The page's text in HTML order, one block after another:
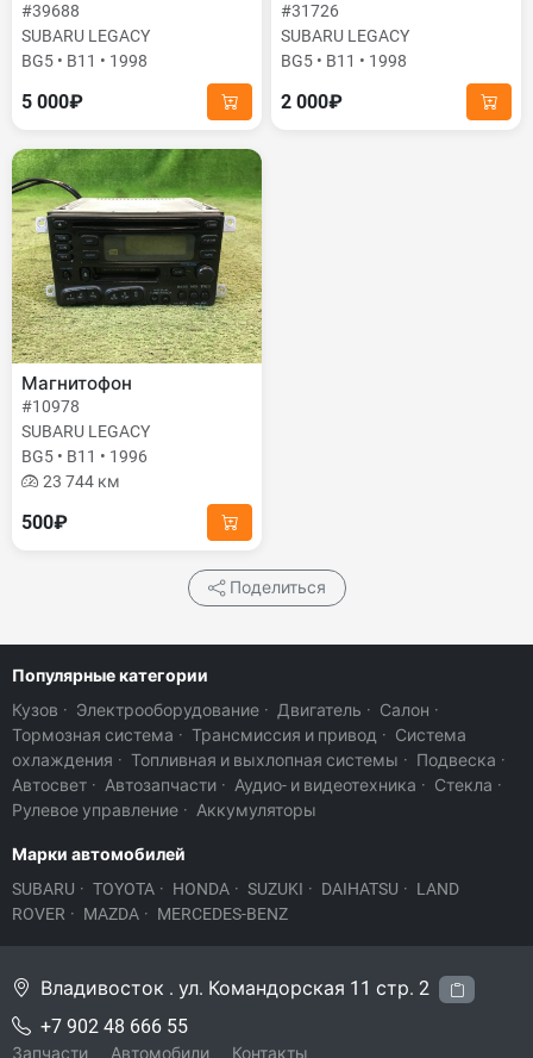
#39688
SUBARU LEGACY
BG5 • B11 • 1998
5 000₽
#31726
SUBARU LEGACY
BG5 • B11 • 1998
2 000₽
Магнитофон
#10978
SUBARU LEGACY
BG5 • B11 • 1996
23 744 км
500₽
Поделиться
Популярные категории
Кузов · Электрооборудование · Двигатель · Салон ·
Тормозная система · Трансмиссия и привод · Система
охлаждения · Топливная и выхлопная системы · Подвеска ·
Автосвет · Автозапчасти · Аудио- и видеотехника · Стекла ·
Рулевое управление · Аккумуляторы
Марки автомобилей
SUBARU · TOYOTA · HONDA · SUZUKI · DAIHATSU · LAND
ROVER · MAZDA · MERCEDES-BENZ
Владивосток . ул. Командорская 11 стр. 2
+7 902 48 666 55
Запчасти Автомобили Контакты